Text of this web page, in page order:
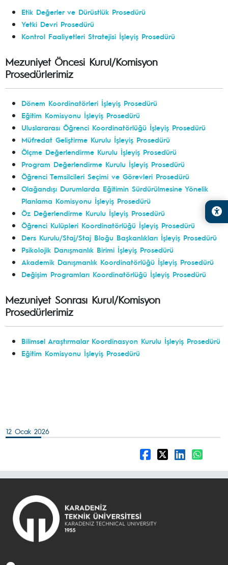
Etik Değerler ve Dürüstlük Prosedürü
Yetki Devri Prosedürü
Kontrol Faaliyetleri Stratejisi İşleyiş Prosedürü
Mezuniyet Öncesi Kurul/Komisyon
Prosedürlerimiz
Dönem Koordinatörleri İşleyiş Prosedürü
Eğitim Komisyonu İşleyiş Prosedürü
Uluslararası Öğrenci Koordinatörlüğü İşleyiş Prosedürü
Müfredat Geliştirme Kurulu İşleyiş Prosedürü
Ölçme Değerlendirme Kurulu İşleyiş Prosedürü
Program Değerlendirme Kurulu İşleyiş Prosedürü
Öğrenci Temsilcileri Seçimi ve Görevleri Prosedürü
Olağandışı Durumlarda Eğitimin Sürdürülmesine Yönelik
Planlama Komisyonu İşleyiş Prosedürü
Öz Değerlendirme Kurulu İşleyiş Prosedürü
Öğrenci Kulüpleri Koordinatörlüğü İşleyiş Prosedürü
Ders Kurulu/Staj/Staj Bloğu Başkanlıkları İşleyiş Prosedürü
Psikolojik Danışmanlık Birimi İşleyiş Prosedürü
Akademik Danışmanlık Koordinatörlüğü İşleyiş Prosedürü
Değişim Programları Koordinatörlüğü İşleyiş Prosedürü
Mezuniyet Sonrası Kurul/Komisyon
Prosedürlerimiz
Bilimsel Araştırmalar Koordinasyon Kurulu İşleyiş Prosedürü
Eğitim Komisyonu İşleyiş Prosedürü
12 Ocak 2026